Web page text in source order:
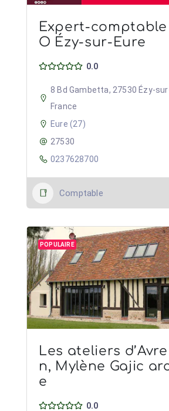
Expert-comptable
O Ézy-sur-Eure
0.0
8 Bd Gambetta, 27530 Ézy-
France
Eure (27)
27530
0237628700
Comptable
POPULAIRE
Les ateliers d’Avre
n, Mylène Gajic
e
0.0